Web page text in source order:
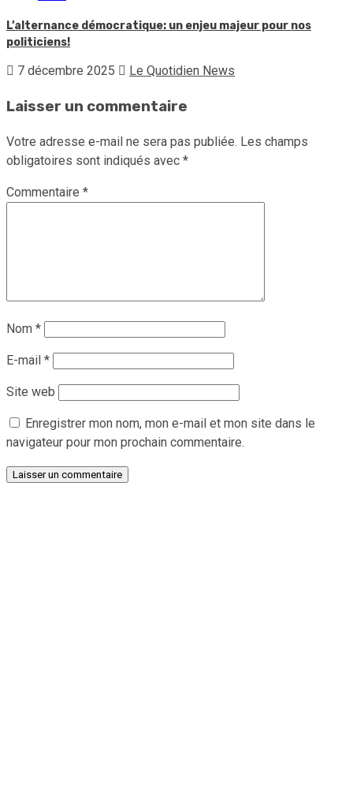
L’alternance démocratique: un enjeu majeur pour nos
politiciens!
7 décembre 2025 Le Quotidien News
Laisser un commentaire
Votre adresse e-mail ne sera pas publiée. Les champs
obligatoires sont indiqués avec *
Commentaire *
Nom *
E-mail *
Site web
Enregistrer mon nom, mon e-mail et mon site dans le
navigateur pour mon prochain commentaire.